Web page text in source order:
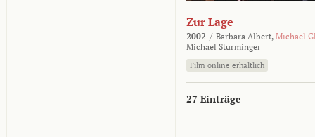
Zur Lage
2002 / Barbara Albert, Michael
Michael Sturminger
Film online erhältlich
27 Einträge